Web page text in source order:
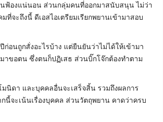
ฟ้องแน่นอน ส่วนกลุ่มคนที่ออกมาสนับสนุน ไม่ว่า
จะถึงนี้ ดีเอสไอเตรียมเรียกพยานเข้ามาสอบ
อนถูกสั่งอะไรบ้าง แต่ยืนยันว่าไม่ได้ให้เข้ามา
าขอตน ซึ่งตนก็ปฏิเสธ ส่วนบิ๊กโจ๊กต้องทำตาม
นิดา และบุคคลอื่นจะเสร็จสิ้น รวมถึงผลการ
นี้จะเน้นเรื่องบุคคล ส่วนวัตถุพยาน คาดว่าครบ